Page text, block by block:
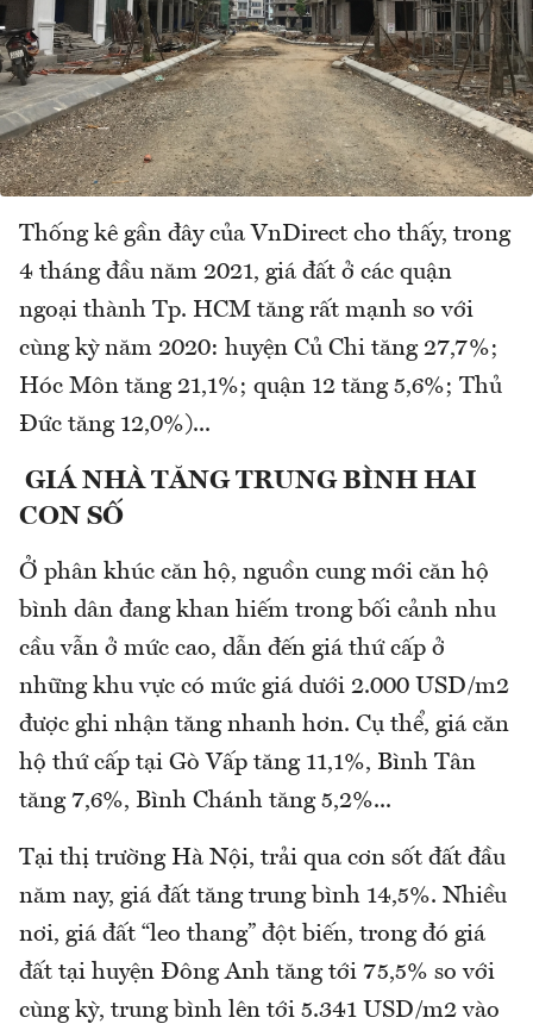
Thống kê gần đây của VnDirect cho thấy, trong
4 tháng đầu năm 2021, giá đất ở các quận
ngoại thành Tp. HCM tăng rất mạnh so với
cùng kỳ năm 2020: huyện Củ Chi tăng 27,7%;
Hóc Môn tăng 21,1%; quận 12 tăng 5,6%; Thủ
Đức tăng 12,0%)...
GIÁ NHÀ TĂNG TRUNG BÌNH HAI
CON SỐ
Ở phân khúc căn hộ, nguồn cung mới căn hộ
bình dân đang khan hiếm trong bối cảnh nhu
cầu vẫn ở mức cao, dẫn đến giá thứ cấp ở
những khu vực có mức giá dưới 2.000 USD/m2
được ghi nhận tăng nhanh hơn. Cụ thể, giá căn
hộ thứ cấp tại Gò Vấp tăng 11,1%, Bình Tân
tăng 7,6%, Bình Chánh tăng 5,2%...
Tại thị trường Hà Nội, trải qua cơn sốt đất đầu
năm nay, giá đất tăng trung bình 14,5%. Nhiều
nơi, giá đất “leo thang” đột biến, trong đó giá
đất tại huyện Đông Anh tăng tới 75,5% so với
cùng kỳ, trung bình lên tới 5.341 USD/m2 vào